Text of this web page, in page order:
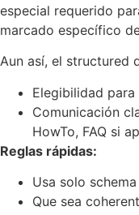
especial requerido
marcado específico de
Aun así, el structured
Elegibilidad
Comunicación
HowTo, FAQ si
Reglas rápidas:
Usa solo
Que sea